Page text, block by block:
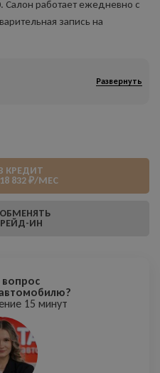
Салон работает ежедневно с
запись на
Развернуть
15 минут
КРЕДИТ
832 ₽/МЕС
ИН